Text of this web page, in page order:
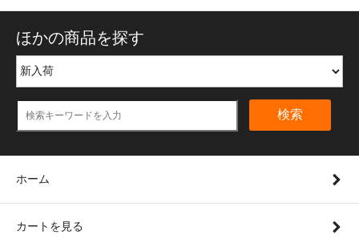
ほかの商品を探す
検索
ホーム
カートを見る